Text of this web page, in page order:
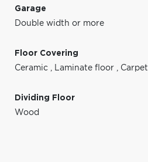
Garage
Double width or more
Floor Covering
Ceramic , Laminate floor , Carpet
Dividing Floor
Wood